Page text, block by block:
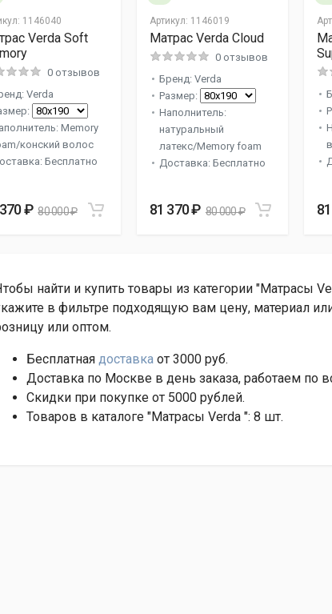
1146040
Verda Soft
0 отзывов
Verda
Memory
конский волос
Бесплатно
₽ 80 000 ₽
Артикул: 1146019
Матрас Verda Cloud
0 отзывов
Бренд: Verda
Размер:
Наполнитель:
натуральный
латекс/Memory foam
Доставка: Бесплатно
81 370 ₽ 80 000 ₽
найти и купить товары из категории "Матрасы
в фильтре подходящую вам цену, материал
или оптом.
Бесплатная доставка от 3000 руб.
Доставка по Москве в день заказа, работаем по
Скидки при покупке от 5000 рублей.
Товаров в каталоге "Матрасы Verda ": 8 шт.